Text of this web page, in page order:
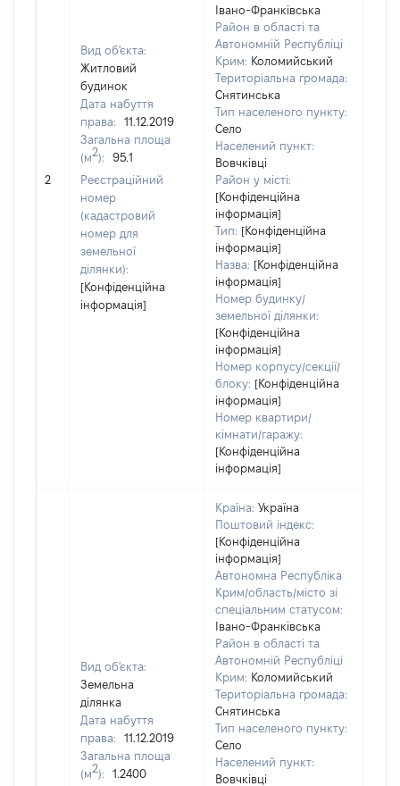
2
Вид об'єкта:
Житловий
будинок
Дата набуття
права:
11.12.2019
Загальна площа
(м2):
95.1
Реєстраційний
номер
(кадастровий
номер для
земельної
ділянки):
[Конфіденційна
інформація]
Івано-Франківська
Район в області та
Автономній Республіці
Крим: Коломийський
Територіальна громада:
Снятинська
Тип населеного пункту:
Село
Населений пункт:
Вовчківці
Район у місті:
[Конфіденційна
інформація]
Тип: [Конфіденційна
інформація]
Назва: [Конфіденційна
інформація]
Номер будинку/
земельної ділянки:
[Конфіденційна
інформація]
Номер корпусу/секції/
блоку: [Конфіденційна
інформація]
Номер квартири/
кімнати/гаражу:
[Конфіденційна
інформація]
Вид об'єкта:
Земельна
ділянка
Дата набуття
права:
11.12.2019
Загальна площа
(м2):
1.2400
Країна: Україна
Поштовий індекс:
[Конфіденційна
інформація]
Автономна Республіка
Крим/область/місто зі
спеціальним статусом:
Івано-Франківська
Район в області та
Автономній Республіці
Крим: Коломийський
Територіальна громада:
Снятинська
Тип населеного пункту:
Село
Населений пункт:
Вовчківці